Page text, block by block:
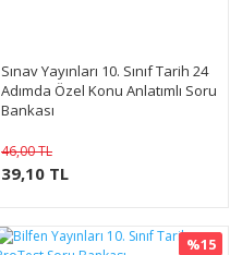
Sınav Yayınları 10. Sınıf Tarih 24
Adımda Özel Konu Anlatımlı Soru
Bankası
46,00 TL
39,10 TL
%15